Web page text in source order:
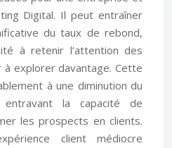
Digital. Il peut entraîner
du taux de rebond,
à retenir l’attention des
explorer davantage. Cette
à une diminution du
la capacité de
les prospects en clients.
client médiocre